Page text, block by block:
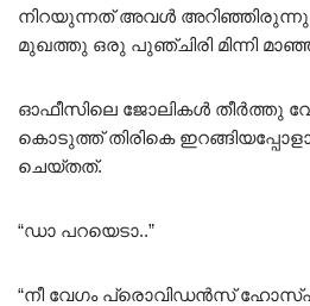
നിറയുന്നത് അവൾ
മുഖത്തു ഒരു പുഞ്ചിരി മിന്നി
ഓഫീസിലെ ജോലികൾ തീർത്തു
കൊടുത്ത് തിരികെ
ചെയ്തത്.
“ഡാ പറയെടാ..”
“നീ വേഗം പ്രൊവിഡൻസ്